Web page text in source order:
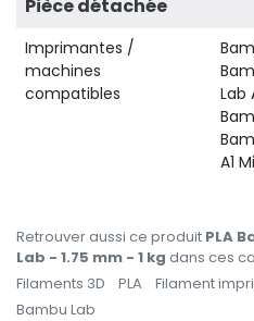
Pièce détachée
Imprimantes /
machines
compatibles
Lab
A1
Retrouver aussi ce produit PLA
Lab - 1.75 mm - 1 kg dans ces
Filaments 3D
PLA Filament
Bambu Lab